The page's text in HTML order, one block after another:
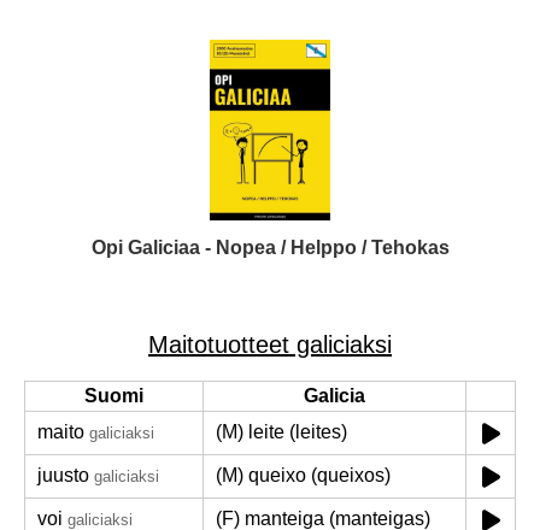
Opi Galiciaa - Nopea / Helppo / Tehokas
Maitotuotteet galiciaksi
Suomi
Galicia
maito galiciaksi (M) leite (leites)
juusto galiciaksi (M) queixo (queixos)
voi galiciaksi (F) manteiga (manteigas)